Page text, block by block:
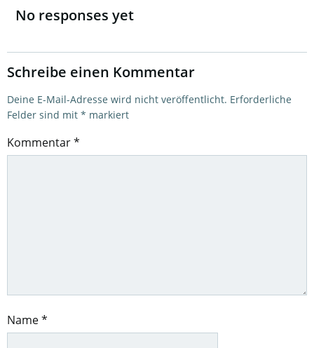
navigation
No responses yet
Schreibe einen Kommentar
Deine E-Mail-Adresse wird nicht veröffentlicht. Erforderliche
Felder sind mit * markiert
Kommentar*
Name*